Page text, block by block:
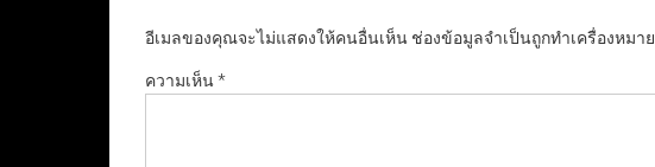
อีเมลของคุณจะไม่แสดงให้คนอื่นเห็น ช่องข้อมูลจำเป็นถูกทำเครื่องหมาย
ความเห็น*